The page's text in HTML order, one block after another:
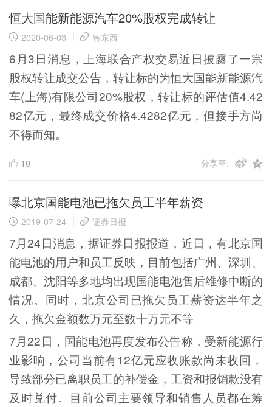
恒大国能新能源汽车20%股权完成转让
2020-06-03 智东西
6月3日消息，上海联合产权交易近日披露了一宗
股权转让成交公告，转让标的为恒大国能新能源汽
车(上海)有限公司20%股权，转让标的评估值4.42
82亿元，最终成交价格4.4282亿元，但接手方尚
不得而知。
10 分享至:
曝北京国能电池已拖欠员工半年薪资
2019-07-24 证券日报
7月24日消息，据证券日报报道，近日，有北京国
能电池的用户和员工反映，目前包括广州、深圳、
成都、沈阳等多地均出现国能电池售后维修中断的
情况。同时，北京公司已拖欠员工薪资达半年之
久，拖欠金额数万元至数十万元不等。
7月22日，国能电池再度发布公告称，受新能源行
业影响，公司当前有12亿元应收账款尚未收回，
导致部分已离职员工的补偿金，工资和报销款没有
及时兑付。目前公司主要领导和销售人员都在筹